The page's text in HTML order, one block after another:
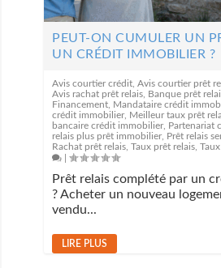
PEUT-ON CUMULER UN
UN CRÉDIT IMMOBILIER ?
Avis courtier crédit ,Avis courtier prêt
Avis rachat prêt relais Banque prêt
Financement Mandataire crédit
crédit immobilier Meilleur taux prêt
bancaire crédit immobilier Partenariat
relais plus prêt immobilier Prêt relais
Rachat prêt relais ,Taux prêt relais ,
|
Prêt relais complété par un
? Acheter un nouveau
vendu...
LIRE PLUS